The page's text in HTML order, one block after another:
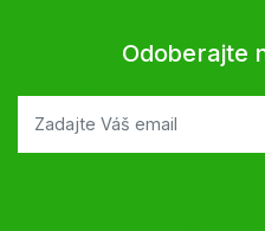
Odoberajte